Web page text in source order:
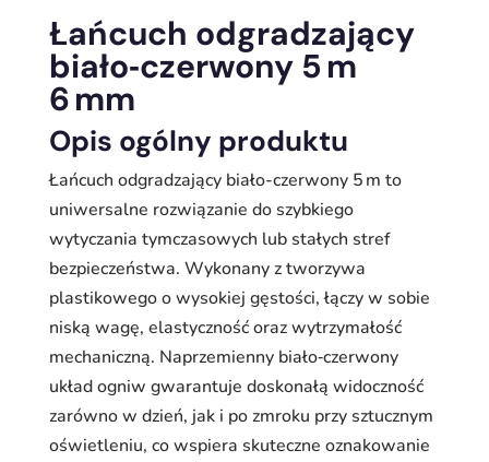
Łańcuch odgradzający
biało‑czerwony 5 m
6 mm
Opis ogólny produktu
Łańcuch odgradzający biało-czerwony 5 m to
uniwersalne rozwiązanie do szybkiego
wytyczania tymczasowych lub stałych stref
bezpieczeństwa. Wykonany z tworzywa
plastikowego o wysokiej gęstości, łączy w sobie
niską wagę, elastyczność oraz wytrzymałość
mechaniczną. Naprzemienny biało‑czerwony
układ ogniw gwarantuje doskonałą widoczność
zarówno w dzień, jak i po zmroku przy sztucznym
oświetleniu, co wspiera skuteczne oznakowanie